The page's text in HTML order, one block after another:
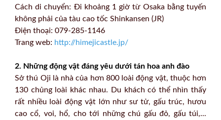
Cách di chuyển: Đi khoảng 1 giờ từ Osaka bằng tuyến
không phải của tàu cao tốc Shinkansen (JR)
Điện thoại: 079-285-1146
Trang web: http://himejicastle.jp/
2. Những động vật đáng yêu dưới tán hoa anh đào
Sở thú Oji là nhà của hơn 800 loài động vật, thuộc hơn
130 chủng loài khác nhau. Du khách có thể nhìn thấy
rất nhiều loài động vật lớn như sư tử, gấu trúc, hươu
cao cổ, voi, hổ, cho tới những chú gấu đỏ, gấu túi,...